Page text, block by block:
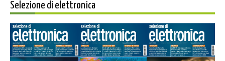
Selezione di elettronica